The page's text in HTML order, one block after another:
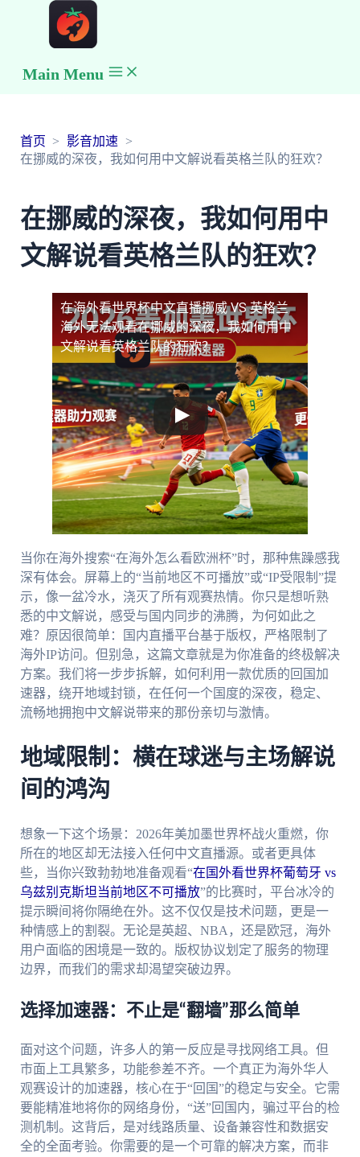
Main Menu
首页
影音加速
在挪威的深夜，我如何用中文解说看英格兰队的狂欢？
在挪威的深夜，我如何用中
文解说看英格兰队的狂欢？
在海外看世界杯中文直播挪威 VS 英格兰
海外无法观看在挪威的深夜，我如何用中
文解说看英格兰队的狂欢？
当你在海外搜索“在海外怎么看欧洲杯”时，那种焦躁感我
深有体会。屏幕上的“当前地区不可播放”或“IP受限制”提
示，像一盆冷水，浇灭了所有观赛热情。你只是想听熟
悉的中文解说，感受与国内同步的沸腾，为何如此之
难？原因很简单：国内直播平台基于版权，严格限制了
海外IP访问。但别急，这篇文章就是为你准备的终极解决
方案。我们将一步步拆解，如何利用一款优质的回国加
速器，绕开地域封锁，在任何一个国度的深夜，稳定、
流畅地拥抱中文解说带来的那份亲切与激情。
地域限制：横在球迷与主场解说
间的鸿沟
想象一下这个场景：2026年美加墨世界杯战火重燃，你
所在的地区却无法接入任何中文直播源。或者更具体
些，当你兴致勃勃地准备观看“在国外看世界杯葡萄牙 vs
乌兹别克斯坦当前地区不可播放”的比赛时，平台冰冷的
提示瞬间将你隔绝在外。这不仅仅是技术问题，更是一
种情感上的割裂。无论是英超、NBA，还是欧冠，海外
用户面临的困境是一致的。版权协议划定了服务的物理
边界，而我们的需求却渴望突破边界。
选择加速器：不止是“翻墙”那么简单
面对这个问题，许多人的第一反应是寻找网络工具。但
市面上工具繁多，功能参差不齐。一个真正为海外华人
观赛设计的加速器，核心在于“回国”的稳定与安全。它需
要能精准地将你的网络身份，“送”回国内，骗过平台的检
测机制。这背后，是对线路质量、设备兼容性和数据安
全的全面考验。你需要的是一个可靠的解决方案，而非